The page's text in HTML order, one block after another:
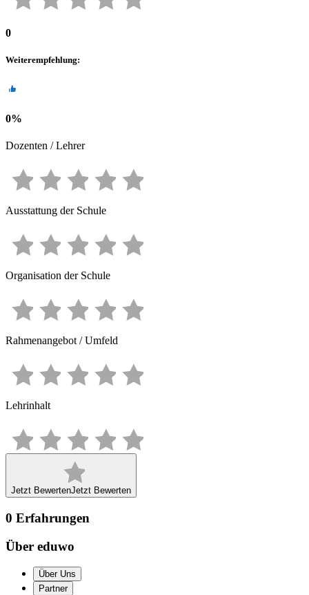
0
Weiterempfehlung:
0%
Dozenten / Lehrer
Ausstattung der Schule
Organisation der Schule
Rahmenangebot / Umfeld
Lehrinhalt
Jetzt BewertenJetzt Bewerten
0 Erfahrungen
Über eduwo
Über Uns
Partner